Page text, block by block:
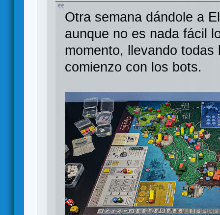
Otra semana dándole a
aunque no es nada fácil
momento, llevando
comienzo con los bots.